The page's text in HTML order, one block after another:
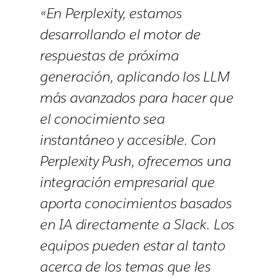
«En Perplexity, estamos
desarrollando el motor de
respuestas de próxima
generación, aplicando los LLM
más avanzados para hacer que
el conocimiento sea
instantáneo y accesible. Con
Perplexity Push, ofrecemos una
integración empresarial que
aporta conocimientos basados
en IA directamente a Slack. Los
equipos pueden estar al tanto
acerca de los temas que les